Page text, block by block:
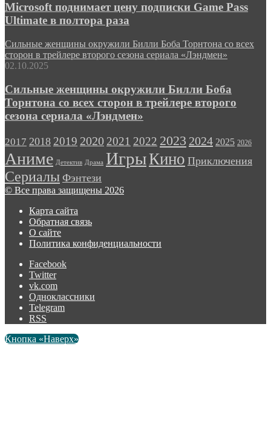
Microsoft поднимает цену подписки Game Pass
Ultimate в полтора раза
Сильные женщины окружили Билли Боба Торнтона со всех
сторон в трейлере второго сезона сериала «Лэндмен»
02.10.2025
Сильные женщины окружили Билли Боба
Торнтона со всех сторон в трейлере второго
сезона сериала «Лэндмен»
2017 2018 2019 2020 2021 2022 2023 2024 2025 2026
Аниме Детектив Драма ИгрыКино Приключения
Сериалы Фэнтези
© Все права защищены 2026
Карта сайта
Обратная связь
О сайте
Политика конфиденциальности
Facebook
Twitter
vk.com
Одноклассники
Telegram
RSS
Кнопка «Наверх»